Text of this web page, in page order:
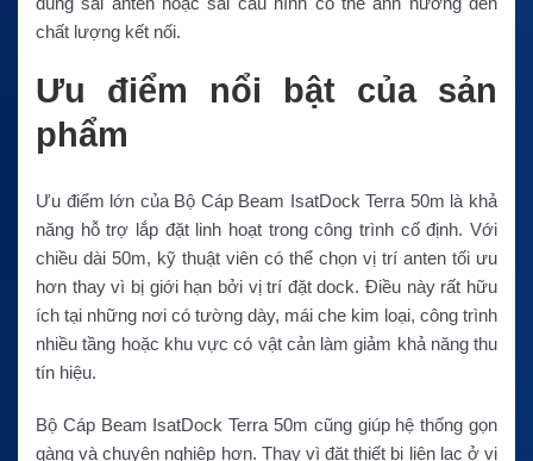
chất lượng kết nối.
Ưu điểm nổi bật của sản
phẩm
Ưu điểm lớn của Bộ Cáp Beam IsatDock Terra 50m là khả
năng hỗ trợ lắp đặt linh hoạt trong công trình cố định. Với
chiều dài 50m, kỹ thuật viên có thể chọn vị trí anten tối ưu
hơn thay vì bị giới hạn bởi vị trí đặt dock. Điều này rất hữu
ích tại những nơi có tường dày, mái che kim loại, công trình
nhiều tầng hoặc khu vực có vật cản làm giảm khả năng thu
tín hiệu.
Bộ Cáp Beam IsatDock Terra 50m cũng giúp hệ thống gọn
gàng và chuyên nghiệp hơn. Thay vì đặt thiết bị liên lạc ở vị